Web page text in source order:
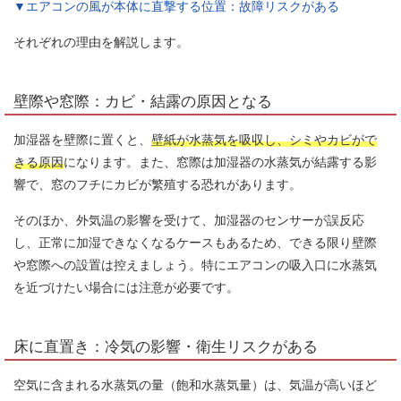
▼エアコンの風が本体に直撃する位置：故障リスクがある
それぞれの理由を解説します。
壁際や窓際：カビ・結露の原因となる
加湿器を壁際に置くと、 壁紙が水蒸気を吸収し、シミやカビがで
きる原因になります。また、窓際は加湿器の水蒸気が結露する影
響で、窓のフチにカビが繁殖する恐れがあります。
そのほか、外気温の影響を受けて、加湿器のセンサーが誤反応
し、正常に加湿できなくなるケースもあるため、できる限り壁際
や窓際への設置は控えましょう。特にエアコンの吸入口に水蒸気
を近づけたい場合には注意が必要です。
床に直置き：冷気の影響・衛生リスクがある
空気に含まれる水蒸気の量（飽和水蒸気量）は、気温が高いほど